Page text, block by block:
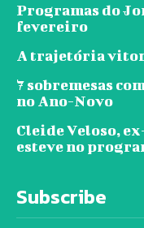
Programas do
fevereiro
A trajetória
7 sobremesas
no Ano-Novo
Cleide Veloso,
esteve no
Subscribe